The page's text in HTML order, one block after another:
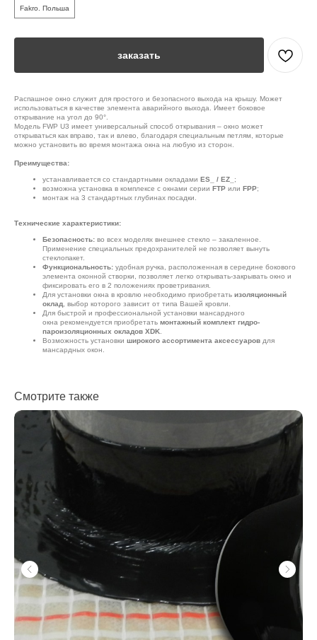
Fakro. Польша
заказать
Распашное окно служит для простого и безопасного выхода на крышу. Может
использоваться в качестве элемента аварийного выхода. Имеет боковое
открывание на угол до 90°.
Модель FWP U3 имеет универсальный способ открывания – окно может
открываться как вправо, так и влево, благодаря специальным петлям, которые
можно установить во время монтажа окна на любую из сторон.
Преимущества:
устанавливается со стандартными окладами ES_ / EZ_ ;
возможна установка в комплексе с окнами серии FTP или FPP;
монтаж на 3 стандартных глубинах посадки.
Технические характеристики:
Безопасность: во всех моделях внешнее стекло – закаленное.
Применение специальных предохранителей не позволяет вынуть
стеклопакет.
Функциональность: удобная ручка, расположенная в середине бокового
элемента оконной створки, позволяет легко открывать-закрывать окно и
фиксировать его в 2 положениях проветривания.
Для установки окна в кровлю необходимо приобретать изоляционный
оклад , выбор которого зависит от типа Вашей кровли.
Для быстрой и профессиональной установки мансардного
окна рекомендуется приобретать монтажный комплект гидро-
пароизоляционных окладов XDK
Возможность установки широкого ассортимента аксессуаров для
мансардных окон.
Смотрите также